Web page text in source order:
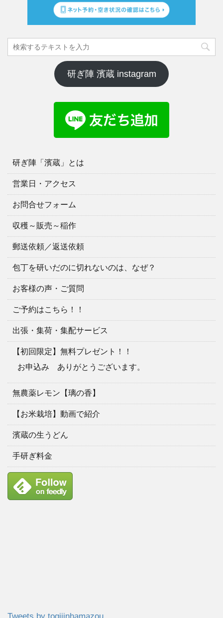
研ぎ陣 濱蔵 instagram
研ぎ陣「濱蔵」とは
営業日・アクセス
お問合せフォーム
収穫～販売～稲作
郵送依頼／返送依頼
包丁を研いだのに切れないのは、なぜ？
お客様の声・ご質問
ご予約はこちら！！
出張・集荷・集配サービス
【初回限定】無料プレゼント！！
お申込み ありがとうございます。
無農薬レモン【璃の香】
【お米栽培】動画で紹介
濱蔵の生うどん
手研ぎ料金